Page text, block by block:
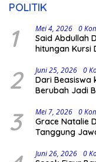
POLITIK
1 Mei 4, 2026 0
Said Abdullah
hitungan Kursi
2 Juni 25, 2026 0
Dari Beasiswa
Berubah Jadi
3 Mei 7, 2026 0
Grace Natalie
Tanggung
Juni 26, 2026 0